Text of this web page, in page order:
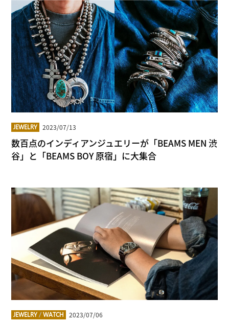
JEWELRY 2023/07/13
数百点のインディアンジュエリーが「BEAMS MEN 渋
谷」と「BEAMS BOY 原宿」に大集合
JEWELRY /WATCH 2023/07/06